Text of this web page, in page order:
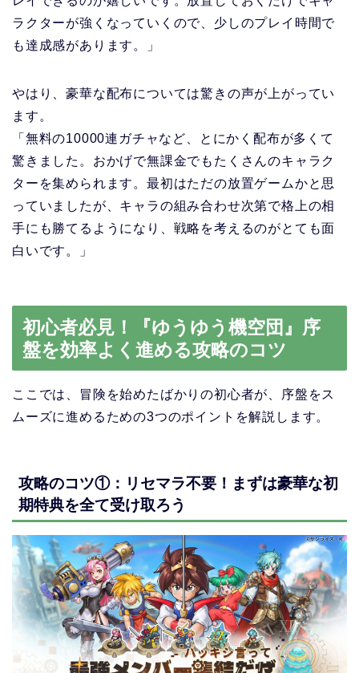
ラクターが強くなっていくので、少しのプレイ時間で
も達成感があります。」
やはり、豪華な配布については驚きの声が上がってい
ます。
「無料の10000連ガチャなど、とにかく配布が多くて
驚きました。おかげで無課金でもたくさんのキャラク
ターを集められます。最初はただの放置ゲームかと思
っていましたが、キャラの組み合わせ次第で格上の相
手にも勝てるようになり、戦略を考えるのがとても面
白いです。」
初心者必見！『ゆうゆう機空団』序
盤を効率よく進める攻略のコツ
ここでは、冒険を始めたばかりの初心者が、序盤をス
ムーズに進めるための3つのポイントを解説します。
攻略のコツ①：リセマラ不要！まずは豪華な初
期特典を全て受け取ろう